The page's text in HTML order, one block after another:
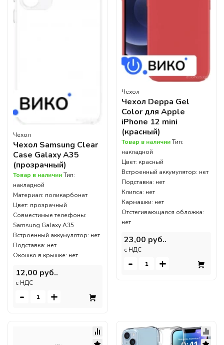
Чехол
Чехол Samsung Clear
Case Galaxy A35
(прозрачный)
Товар в наличииТип:
накладной
Материал: поликарбонат
Цвет: прозрачный
Совместимые телефоны:
Samsung Galaxy A35
Встроенный аккумулятор: нет
Подставка: нет
Окошко в крышке: нет
12,00 руб..
c НДС
- +
Чехол
Чехол Deppa Gel
Color для Apple
iPhone 12 mini
(красный)
Товар в наличииТип:
накладной
Цвет: красный
Встроенный аккумулятор: нет
Подставка: нет
Клипса: нет
Кармашки: нет
Отстегивающаяся обложка:
нет
23,00 руб..
c НДС
- +